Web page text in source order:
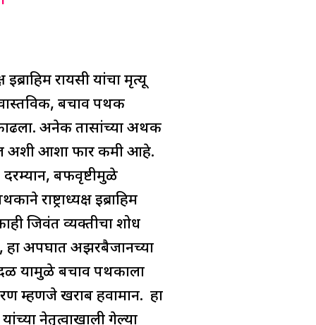
रायसी यांचा मृत्यू
वास्तविक, बचाव पथक
अनेक तासांच्या अथक
अशी आशा फार कमी आहे.
दरम्यान, बर्फवृष्टीमुळे
राष्ट्राध्यक्ष इब्राहिम
जिवंत व्यक्तीचा शोध
हा अपघात अझरबैजानच्या
यामुळे बचाव पथकाला
म्हणजे खराब हवामान. हा
नेतृत्वाखाली गेल्या